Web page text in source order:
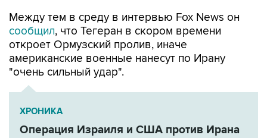
Между тем в среду в интервью Fox News он
сообщил, что Тегеран в скором времени
откроет Ормузский пролив, иначе
американские военные нанесут по Ирану
"очень сильный удар".
ХРОНИКА
Операция Израиля и США против Ирана